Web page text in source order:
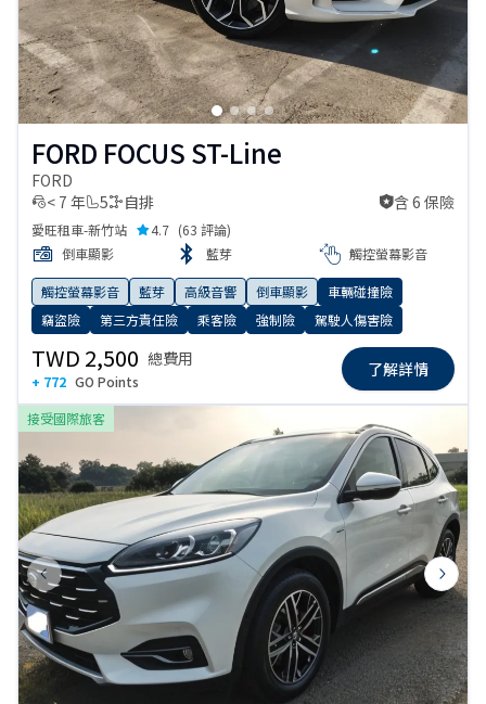
FORD FOCUS ST-Line
FORD
< 7 年
5 自排
含 6 保險 含 6 保險
愛旺租車-新竹站 4.7 (63 評論)
倒車顯影
藍芽 觸控螢幕影音
觸控螢幕影音 藍芽 高級音響 倒車顯影
車輛碰撞險
竊盜險
第三方責任險 乘客險 強制險 駕駛人傷害險
TWD 2,500 總費用
+ 772 GO Points
了解詳情
接受國際旅客
Previous slide Next